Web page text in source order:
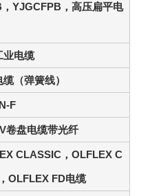
YJGCFPB，高压扁平电
业电缆
（弹簧线）
F
卷盘电缆带光纤
CLASSIC，OLFLEX C
OLFLEX FD电缆